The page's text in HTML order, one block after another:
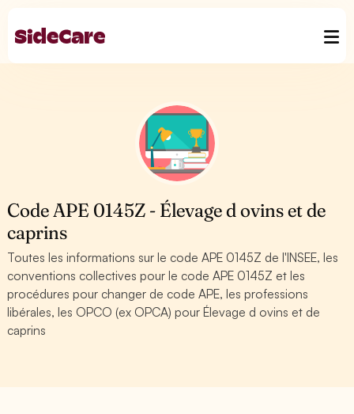
Code APE 0145Z - Élevage d ovins et de
caprins
Toutes les informations sur le code APE 0145Z de l'INSEE, les
conventions collectives pour le code APE 0145Z et les
procédures pour changer de code APE, les professions
libérales, les OPCO (ex OPCA) pour Élevage d ovins et de
caprins